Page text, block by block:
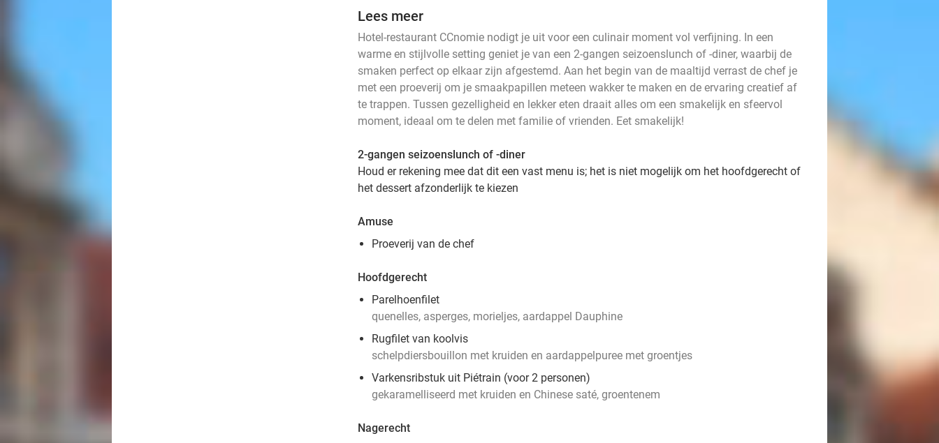
Lees meer
Hotel-restaurant CCnomie nodigt je uit voor een culinair moment vol verfijning. In een
warme en stijlvolle setting geniet je van een 2-gangen seizoenslunch of -diner, waarbij de
smaken perfect op elkaar zijn afgestemd. Aan het begin van de maaltijd verrast de chef je
met een proeverij om je smaakpapillen meteen wakker te maken en de ervaring creatief af
te trappen. Tussen gezelligheid en lekker eten draait alles om een smakelijk en sfeervol
moment, ideaal om te delen met familie of vrienden. Eet smakelijk!
2-gangen seizoenslunch of -diner
Houd er rekening mee dat dit een vast menu is; het is niet mogelijk om het hoofdgerecht of
het dessert afzonderlijk te kiezen
Amuse
Proeverij van de chef
Hoofdgerecht
Parelhoenfilet
quenelles, asperges, morieljes, aardappel Dauphine
Rugfilet van koolvis
schelpdiersbouillon met kruiden en aardappelpuree met groentjes
Varkensribstuk uit Piétrain (voor 2 personen)
gekaramelliseerd met kruiden en Chinese saté, groentenem
Nagerecht